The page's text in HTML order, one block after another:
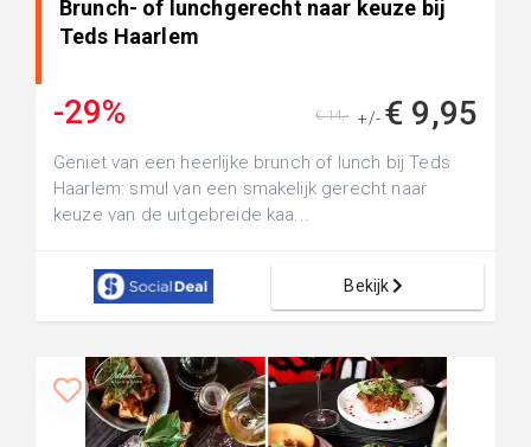
Brunch- of lunchgerecht naar keuze bij
Teds Haarlem
-29% +/- € 9,95
€ 14,-
Geniet van een heerlijke brunch of lunch bij Teds
Haarlem: smul van een smakelijk gerecht naar
keuze van de uitgebreide kaa...
Bekijk